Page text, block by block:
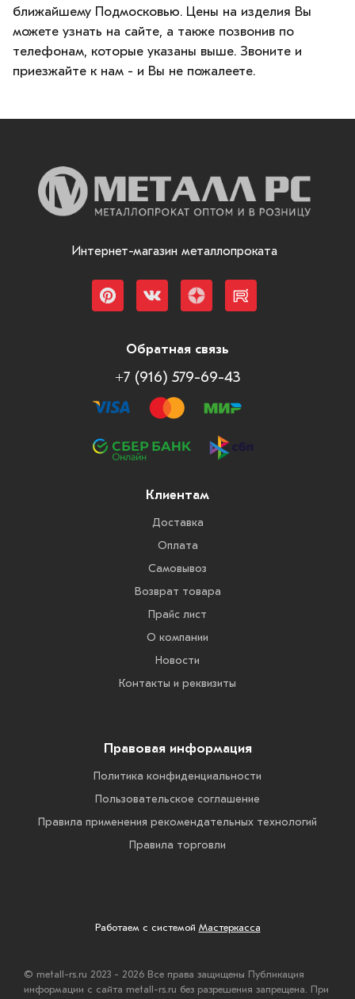
ближайшему Подмосковью. Цены на изделия Вы
можете узнать на сайте, а также позвонив по
телефонам, которые указаны выше. Звоните и
приезжайте к нам - и Вы не пожалеете.
Интернет-магазин металлопроката
Обратная связь
+7 (916) 579-69-43
Клиентам
Доставка
Оплата
Самовывоз
Возврат товара
Прайс лист
О компании
Новости
Контакты и реквизиты
Правовая информация
Политика конфиденциальности
Пользовательское соглашение
Правила применения рекомендательных технологий
Правила торговли
Работаем с системой Мастеркасса
© metall-rs.ru 2023 - 2026 Все права защищены Публикация
информации с сайта metall-rs.ru без разрешения запрещена. При